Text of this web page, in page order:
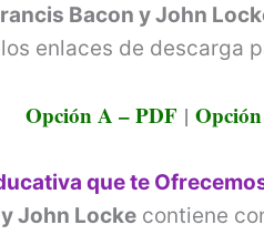
d
e
o
Bacon y John
enlaces de descarga
Opción A – PDF |
que te
John Locke contiene